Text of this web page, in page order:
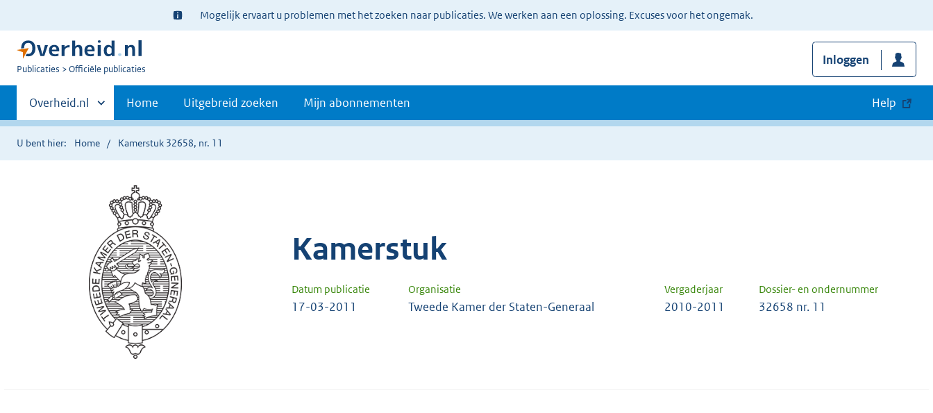
Ter
informatie:
Mogelijk ervaart u problemen met het zoeken naar publicaties. We werken aan een oplossing. Excuses voor het ongemak.
U
Publicaties Officiële publicaties
Inloggen
Primaire
navigatie
Andere
sites
binnen
Overheid.nl Home Uitgebreid zoeken Mijn abonnementen Help
U bent hier: Home Kamerstuk 32658, nr. 11
Kamerstuk
Datum publicatie Organisatie Vergaderjaar Dossier- en ondernummer
17-03-2011 Tweede Kamer der Staten-Generaal 2010-2011 32658 nr. 11